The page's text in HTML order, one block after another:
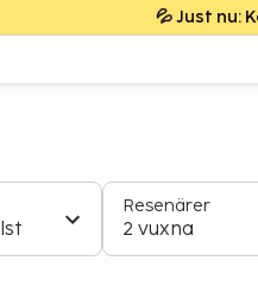
💦 Just nu:
Resenärer
2 vuxna